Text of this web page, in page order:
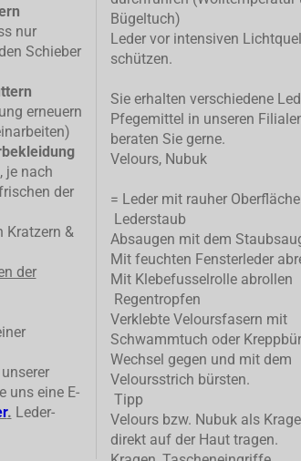
nur
Schieber
erneuern
je nach
der
Kratzern &
der
uns eine E-
. Leder-
Bügeltuch)
Leder vor intensiven
schützen.
Sie erhalten verschiedene
Pfegemittel in unseren
beraten Sie gerne.
Velours, Nubuk
= Leder mit rauher Oberfläche
Lederstaub
Absaugen mit dem
Mit feuchten Fensterleder
Mit Klebefusselrolle abrollen
Regentropfen
Verklebte Veloursfasern mit
Schwammtuch oder
Wechsel gegen und mit dem
Veloursstrich bürsten.
Tipp
Velours bzw. Nubuk als
direkt auf der Haut tragen.